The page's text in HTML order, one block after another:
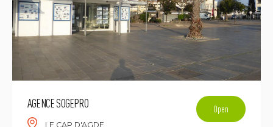
AGENCE SOGEPRO
LE CAP D'AGDE
Open